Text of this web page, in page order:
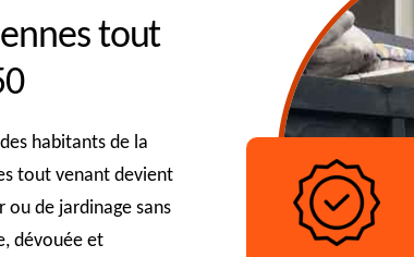
tout
habitants de la
tout venant devient
de jardinage sans
dévouée et